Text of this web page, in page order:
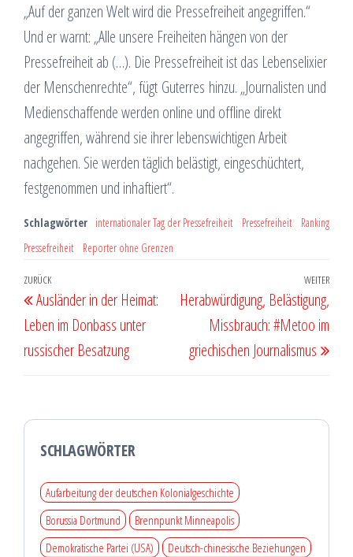
„Auf der ganzen Welt wird die Pressefreiheit angegriffen.“
Und er warnt: „Alle unsere Freiheiten hängen von der
Pressefreiheit ab (…). Die Pressefreiheit ist das Lebenselixier
der Menschenrechte“, fügt Guterres hinzu. „Journalisten und
Medienschaffende werden online und offline direkt
angegriffen, während sie ihrer lebenswichtigen Arbeit
nachgehen. Sie werden täglich belästigt, eingeschüchtert,
festgenommen und inhaftiert“.
Schlagwörter internationaler Tag der Pressefreiheit Pressefreiheit
Ranking
Pressefreiheit
Reporter ohne Grenzen
Beitragsnavigation
Vorheriger
Beitrag
ZURÜCK
Ausländer in der Heimat:
Leben im Donbass unter
russischer Besatzung
WEITER
Herabwürdigung, Belästigung,
Missbrauch: #Metoo im
griechischen Journalismus
SCHLAGWÖRTER
Aufarbeitung der deutschen Kolonialgeschichte
Borussia Dortmund
Brennpunkt Minneapolis
Demokratische Partei (USA)
Deutsch-chinesische Beziehungen